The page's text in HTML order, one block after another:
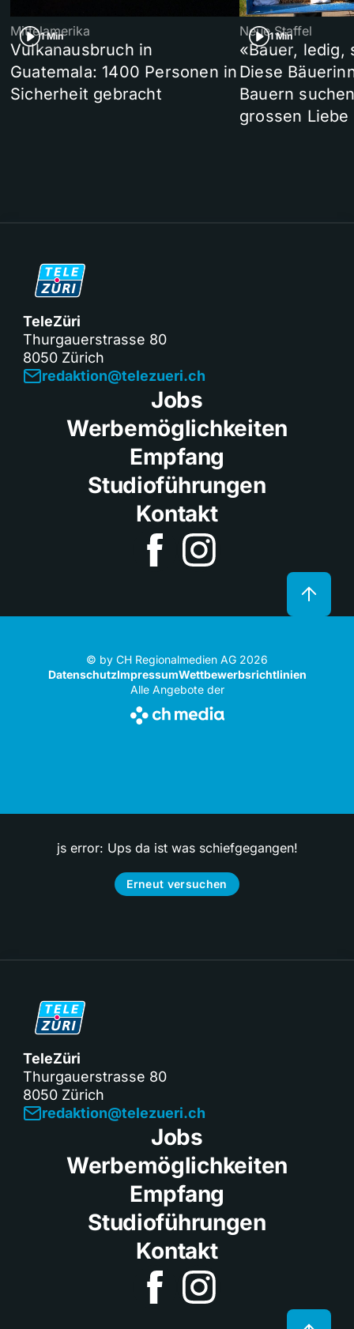
1 Min
Mittelamerika
Vulkanausbruch in
Guatemala: 1400 Personen in
Sicherheit gebracht
1 Min
Neue Staffel
«Bauer, ledig,
Diese
Bauern
grossen Liebe
TeleZüri
Thurgauerstrasse 80
8050 Zürich
redaktion@telezueri.ch
Jobs
Werbemöglichkeiten
Empfang
Studioführungen
Kontakt
© by CH Regionalmedien AG 2026
DatenschutzImpressumWettbewerbsrichtlinien
Alle Angebote der
js error: Ups da ist was schiefgegangen!
Erneut versuchen
TeleZüri
Thurgauerstrasse 80
8050 Zürich
redaktion@telezueri.ch
Jobs
Werbemöglichkeiten
Empfang
Studioführungen
Kontakt